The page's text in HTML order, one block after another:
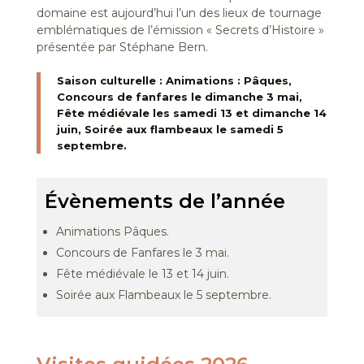
domaine est aujourd’hui l’un des lieux de tournage
emblématiques de l’émission « Secrets d’Histoire »
présentée par Stéphane Bern.
Saison culturelle : Animations : Pâques,
Concours de fanfares le dimanche 3 mai,
Fête médiévale les samedi 13 et dimanche 14
juin, Soirée aux flambeaux le samedi 5
septembre.
Évènements de l’année
Animations Pâques.
Concours de Fanfares le 3 mai.
Fête médiévale le 13 et 14 juin.
Soirée aux Flambeaux le 5 septembre.